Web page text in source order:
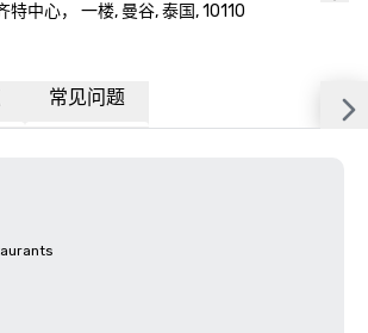
特中心， 一楼, 曼谷, 泰国, 10110
常见问题